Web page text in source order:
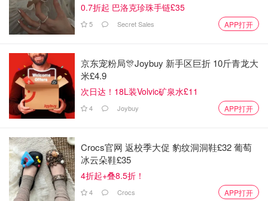
元/笔
民生银行 普通客户
元/笔，最高200
民生银行
手机银行
元/笔，最高100
港澳台：50元/
其余：100元/笔
0.7折起 巴洛克珍珠手链£35
5 Secret Sales APP打开
京东宠粉局🎊Joybuy 新手区巨折 10斤青龙大
米£4.9
次日达！18L装Volvic矿泉水£11
4 Joybuy APP打开
Crocs官网 返校季大促 豹纹洞洞鞋£32 葡萄
冰云朵鞋£35
4折起+叠8.5折！
4 Crocs APP打开